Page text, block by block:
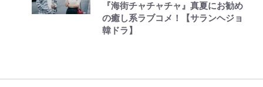
『海街チャチャチャ』真夏にお勧め
の癒し系ラブコメ！【サランヘジョ
韓ドラ】